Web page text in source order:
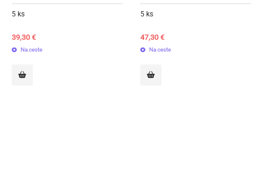
5 ks
39,30 €
Na ceste
5 ks
47,30 €
Na ceste